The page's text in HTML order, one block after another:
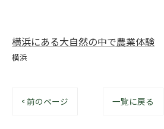
横浜にある大自然の中で農業体験
横浜
< 前のページ 一覧に戻る